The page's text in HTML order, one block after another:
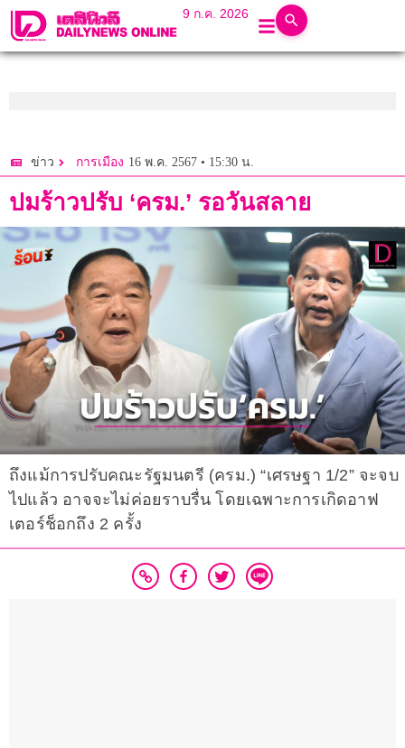
9 ก.ค. 2026
ข่าว การเมือง 16 พ.ค. 2567 • 15:30 น.
ปมร้าวปรับ ‘ครม.’ รอวันสลาย
ถึงแม้การปรับคณะรัฐมนตรี (ครม.) “เศรษฐา 1/2” จะจบ
ไปแล้ว อาจจะไม่ค่อยราบรื่น โดยเฉพาะการเกิดอาฟ
เตอร์ช็อกถึง 2 ครั้ง